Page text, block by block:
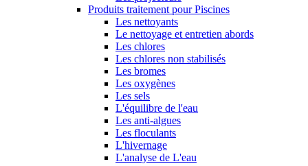
Produits traitement pour Piscines
Les nettoyants
Le nettoyage et entretien abords
Les chlores
Les chlores non stabilisés
Les bromes
Les oxygènes
Les sels
L'équilibre de l'eau
Les anti-algues
Les floculants
L'hivernage
L'analyse de L'eau